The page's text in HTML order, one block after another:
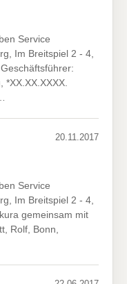
Service
Im Breitspiel 2 - 4,
*XX.XX.XXXX.
20.11.2017
Service
Im Breitspiel 2 - 4,
gemeinsam mit
Rolf, Bonn,